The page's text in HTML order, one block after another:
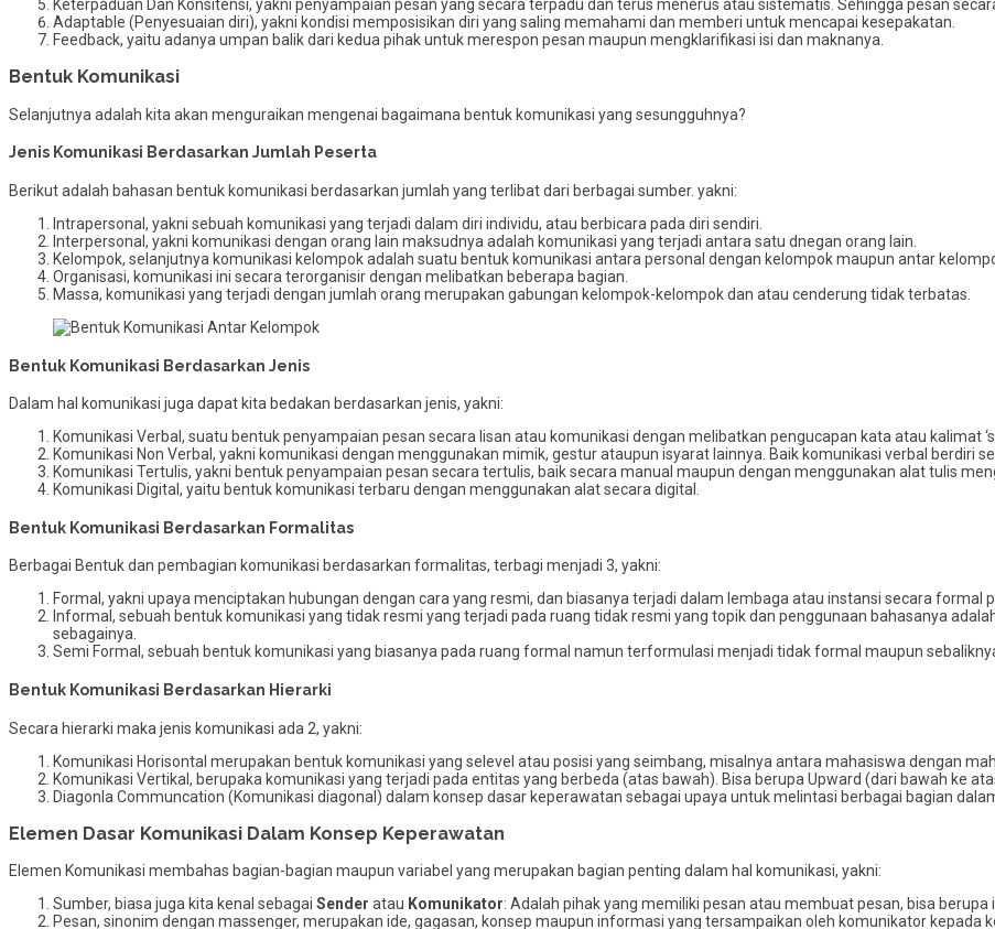
Keterpaduan Dan Konsitensi, yakni penyampaian pesan yang secara terpadu dan terus menerus atau sistematis. Sehingga pesan
Adaptable (Penyesuaian diri), yakni kondisi memposisikan diri yang saling memahami dan memberi untuk mencapai kesepakatan.
Feedback, yaitu adanya umpan balik dari kedua pihak untuk merespon pesan maupun mengklarifikasi isi dan maknanya.
Bentuk Komunikasi
Selanjutnya adalah kita akan menguraikan mengenai bagaimana bentuk komunikasi yang sesungguhnya?
Jenis Komunikasi Berdasarkan Jumlah Peserta
Berikut adalah bahasan bentuk komunikasi berdasarkan jumlah yang terlibat dari berbagai sumber. yakni:
Intrapersonal, yakni sebuah komunikasi yang terjadi dalam diri individu, atau berbicara pada diri sendiri.
Interpersonal, yakni komunikasi dengan orang lain maksudnya adalah komunikasi yang terjadi antara satu dnegan orang lain.
Kelompok, selanjutnya komunikasi kelompok adalah suatu bentuk komunikasi antara personal dengan kelompok maupun antar
Organisasi, komunikasi ini secara terorganisir dengan melibatkan beberapa bagian.
Massa, komunikasi yang terjadi dengan jumlah orang merupakan gabungan kelompok-kelompok dan atau cenderung tidak terbatas.
Bentuk Komunikasi Berdasarkan Jenis
Dalam hal komunikasi juga dapat kita bedakan berdasarkan jenis, yakni:
Komunikasi Verbal, suatu bentuk penyampaian pesan secara lisan atau komunikasi dengan melibatkan pengucapan kata atau kalimat
Komunikasi Non Verbal, yakni komunikasi dengan menggunakan mimik, gestur ataupun isyarat lainnya. Baik komunikasi verbal berdiri
Komunikasi Tertulis, yakni bentuk penyampaian pesan secara tertulis, baik secara manual maupun dengan menggunakan alat tulis
Komunikasi Digital, yaitu bentuk komunikasi terbaru dengan menggunakan alat secara digital.
Bentuk Komunikasi Berdasarkan Formalitas
Berbagai Bentuk dan pembagian komunikasi berdasarkan formalitas, terbagi menjadi 3, yakni:
Formal, yakni upaya menciptakan hubungan dengan cara yang resmi, dan biasanya terjadi dalam lembaga atau instansi secara formal
Informal, sebuah bentuk komunikasi yang tidak resmi yang terjadi pada ruang tidak resmi yang topik dan penggunaan bahasanya
sebagainya.
Semi Formal, sebuah bentuk komunikasi yang biasanya pada ruang formal namun terformulasi menjadi tidak formal maupun
Bentuk Komunikasi Berdasarkan Hierarki
Secara hierarki maka jenis komunikasi ada 2, yakni:
Komunikasi Horisontal merupakan bentuk komunikasi yang selevel atau posisi yang seimbang, misalnya antara mahasiswa dengan
Komunikasi Vertikal, berupaka komunikasi yang terjadi pada entitas yang berbeda (atas bawah). Bisa berupa Upward (dari bawah ke
Diagonla Communcation (Komunikasi diagonal) dalam konsep dasar keperawatan sebagai upaya untuk melintasi berbagai bagian
Elemen Dasar Komunikasi Dalam Konsep Keperawatan
Elemen Komunikasi membahas bagian-bagian maupun variabel yang merupakan bagian penting dalam hal komunikasi, yakni:
Sumber, biasa juga kita kenal sebagai Sender atau Komunikator: Adalah pihak yang memiliki pesan atau membuat pesan, bisa
Pesan, sinonim dengan massenger, merupakan ide, gagasan, konsep maupun informasi yang tersampaikan oleh komunikator kepada